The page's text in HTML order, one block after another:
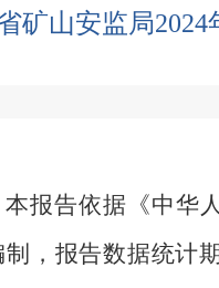
矿山安监局
本报告依据《中华
制，报告数据统计